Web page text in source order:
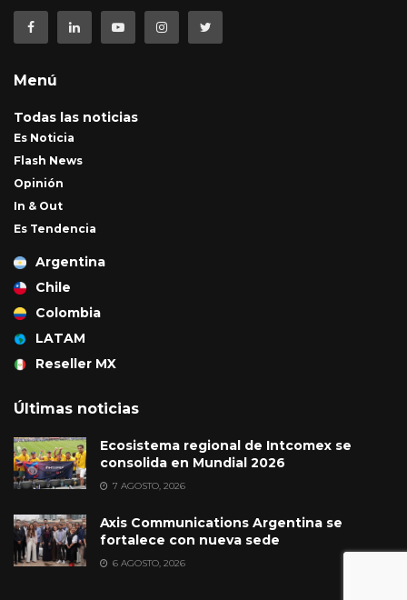
Menú
Todas las noticias
Es Noticia
Flash News
Opinión
In & Out
Es Tendencia
Argentina
Chile
Colombia
LATAM
Reseller MX
Últimas noticias
Ecosistema regional de Intcomex se
consolida en Mundial 2026
7 AGOSTO, 2026
Axis Communications Argentina se
fortalece con nueva sede
6 AGOSTO, 2026